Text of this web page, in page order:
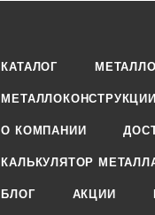
КАТАЛОГ
МЕТАЛЛОКОНСТРУКЦИИ
О КОМПАНИИ
КАЛЬКУЛЯТОР
БЛОГ АКЦИИ